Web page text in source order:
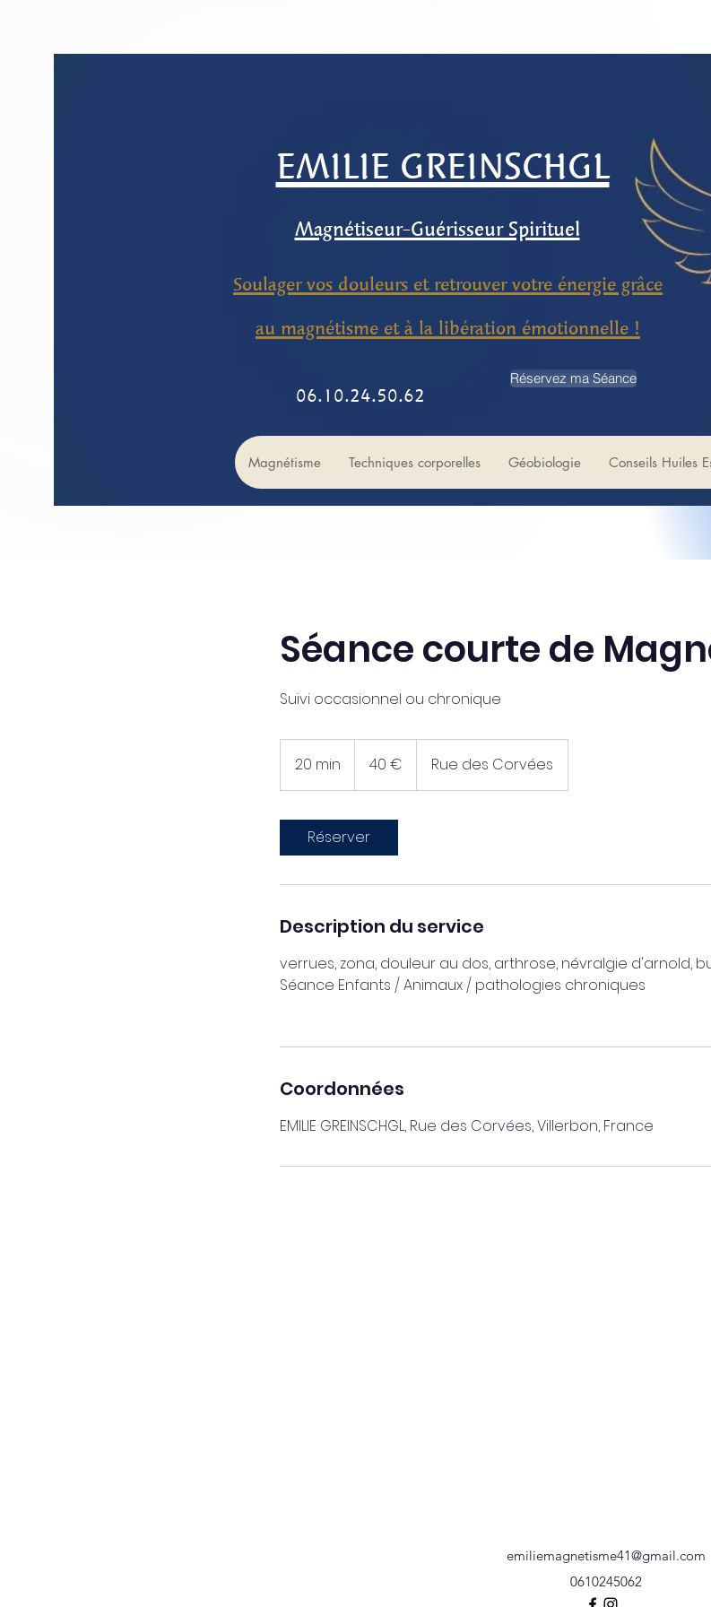
EMILIE GREINSCHGL
Magnétiseur-Guérisseur Spirituel
Soulager vos douleurs et retrouver votre énergie grâce
au magnétisme et à la libération émotionnelle !
06.10.24.50.62
Réservez ma Séance
Magnétisme Techniques corporelles Géobiologie Conseils Huiles
Séance courte de
Suivi occasionnel ou chronique
20 min
0
i
n
40 € Rue des Corvées
Réserver
Description du service
verrues, zona, douleur au dos, arthrose, névralgie d'arnold,
Séance Enfants / Animaux / pathologies chroniques
Coordonnées
EMILIE GREINSCHGL, Rue des Corvées, Villerbon, France
emiliemagnetisme41@gmail.com
0610245062